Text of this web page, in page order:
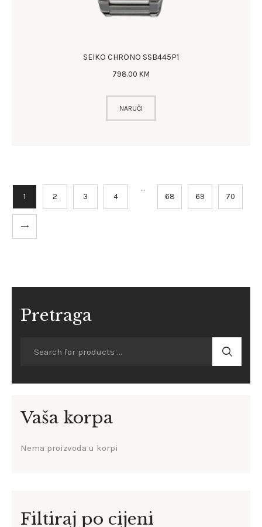
SEIKO CHRONO SSB445P1
798.00 KM
NARUČI
1 2 3 4
…
68 69 70
Pretraga
Vaša korpa
Nema proizvoda u korpi
Filtiraj po cijeni